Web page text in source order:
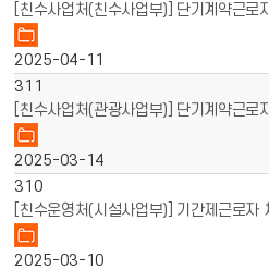
[친수사업처(친수사업부)] 단기계약근로
2025-04-11
311
[친수사업처(관광사업부)] 단기계약근로
2025-03-14
310
[친수운영처(시설사업부)] 기간제근로자
2025-03-10